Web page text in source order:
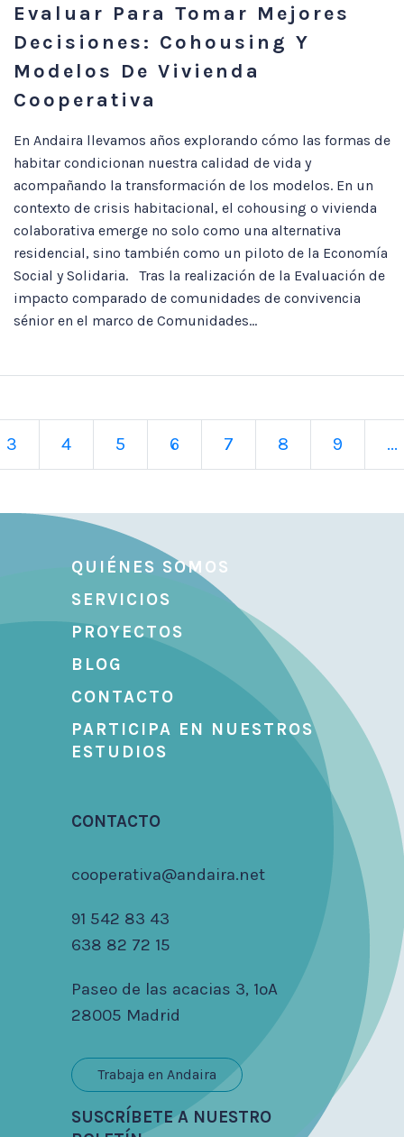
Evaluar Para Tomar Mejores
Decisiones: Cohousing Y
Modelos De Vivienda
Cooperativa
En Andaira llevamos años explorando cómo las formas de
habitar condicionan nuestra calidad de vida y
acompañando la transformación de los modelos. En un
contexto de crisis habitacional, el cohousing o vivienda
colaborativa emerge no solo como una alternativa
residencial, sino también como un piloto de la Economía
Social y Solidaria. Tras la realización de la Evaluación de
impacto comparado de comunidades de convivencia
sénior en el marco de Comunidades...
3 4 5 6 7 8 9 ...
QUIÉNES SOMOS
SERVICIOS
PROYECTOS
BLOG
CONTACTO
PARTICIPA EN NUESTROS
ESTUDIOS
CONTACTO
cooperativa@andaira.net
91 542 83 43
638 82 72 15
Paseo de las acacias 3, 1ºA
28005 Madrid
Trabaja en Andaira
SUSCRÍBETE A NUESTRO